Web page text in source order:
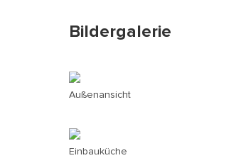
Bildergalerie
Außenansicht
Einbauküche